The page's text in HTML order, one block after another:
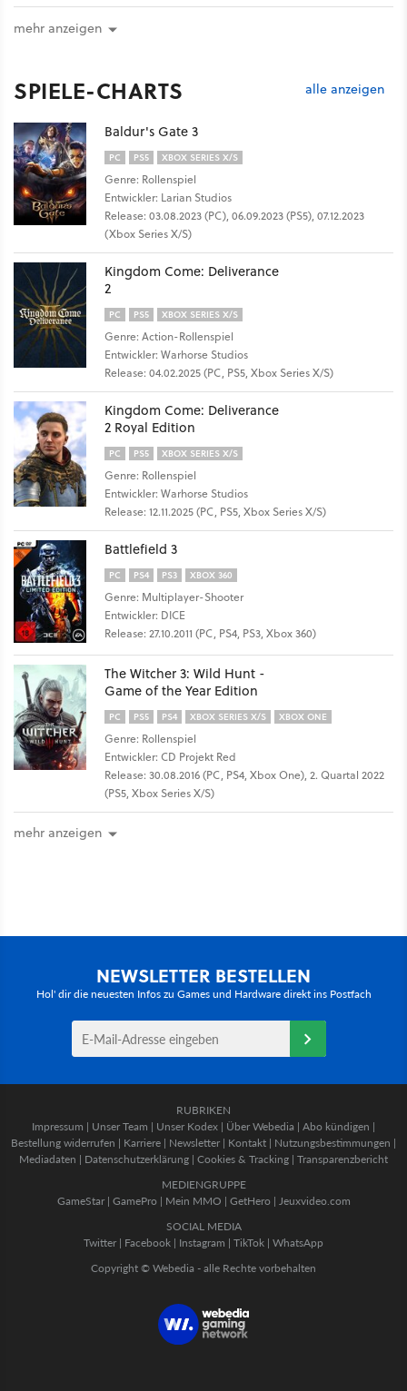
mehr anzeigen
SPIELE-CHARTS alle anzeigen
Baldur's Gate 3
PC PS5 XBOX SERIES X/S
Genre: Rollenspiel
Entwickler: Larian Studios
Release: 03.08.2023 (PC), 06.09.2023 (PS5), 07.12.2023
(Xbox Series X/S)
Kingdom Come: Deliverance
2
PC PS5 XBOX SERIES X/S
Genre: Action-Rollenspiel
Entwickler: Warhorse Studios
Release: 04.02.2025 (PC, PS5, Xbox Series X/S)
Kingdom Come: Deliverance
2 Royal Edition
PC PS5 XBOX SERIES X/S
Genre: Rollenspiel
Entwickler: Warhorse Studios
Release: 12.11.2025 (PC, PS5, Xbox Series X/S)
Battlefield 3
PC PS4 PS3 XBOX 360
Genre: Multiplayer-Shooter
Entwickler: DICE
Release: 27.10.2011 (PC, PS4, PS3, Xbox 360)
The Witcher 3: Wild Hunt -
Game of the Year Edition
PC PS5 PS4 XBOX SERIES X/S XBOX ONE
Genre: Rollenspiel
Entwickler: CD Projekt Red
Release: 30.08.2016 (PC, PS4, Xbox One), 2. Quartal 2022
(PS5, Xbox Series X/S)
mehr anzeigen
NEWSLETTER BESTELLEN
Hol' dir die neuesten Infos zu Games und Hardware direkt ins Postfach
RUBRIKEN
Impressum | Unser Team | Unser Kodex | Über Webedia | Abo kündigen |
Bestellung widerrufen | Karriere | Newsletter | Kontakt | Nutzungsbestimmungen |
Mediadaten | Datenschutzerklärung | Cookies & Tracking | Transparenzbericht
MEDIENGRUPPE
GameStar| GamePro | Mein MMO | GetHero | Jeuxvideo.com
SOCIAL MEDIA
Twitter | Facebook | Instagram | TikTok | WhatsApp
Copyright © Webedia - alle Rechte vorbehalten